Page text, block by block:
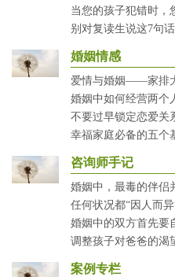
当您的孩子犯错时，
别对复读生说这7句
婚姻情感
爱情与婚姻——家排
婚姻中如何经营两个
不要过早锁定恋爱关
幸福家庭必备的五个
咨询师手记
婚姻中，最毒的伴侣
任何状况都“因人而异
婚姻中的双方首先要
调整孩子对爸爸的渴
案例专栏